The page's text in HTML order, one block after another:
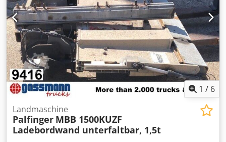
1 / 6
Landmaschine
Palfinger MBB 1500KUZF
Ladebordwand unterfaltbar, 1,5t